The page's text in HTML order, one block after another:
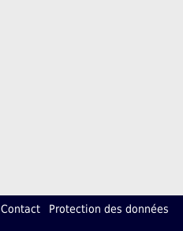
Contact Protection des données